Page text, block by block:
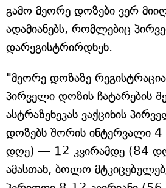
გამო მეორე დოზები ვერ
ადამიანებს, რომლებიც
დარეგისტრირდნენ.
"მეორე დოზაზე
პირველი დოზის ჩატარების
ასტრაზენეკას ვაქცინის
დოზებს შორის ინტერვალი 4
დღე) — 12 კვირამდე (84
ამასთან, ბოლო